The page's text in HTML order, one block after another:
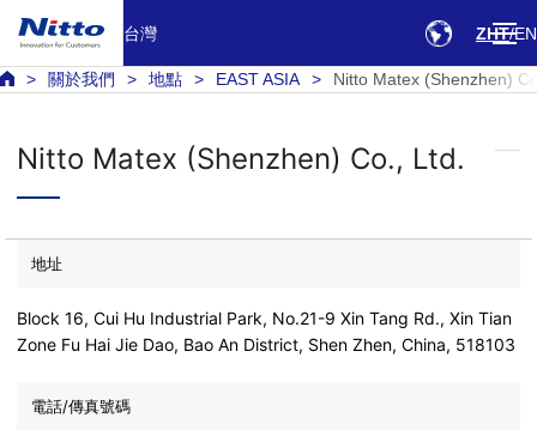
台灣 ZHT EN
關於我們 地點 EAST ASIA Nitto Matex (Shenzhen)
Nitto Matex (Shenzhen) Co., Ltd.
地址
Block 16, Cui Hu Industrial Park, No.21-9 Xin Tang Rd., Xin Tian
Zone Fu Hai Jie Dao, Bao An District, Shen Zhen, China, 518103
電話/傳真號碼